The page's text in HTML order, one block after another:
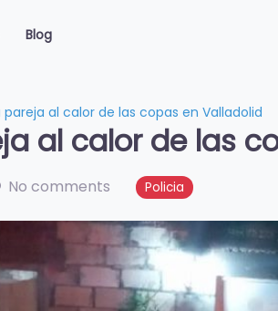
Blog
pareja al calor de las copas en Valladolid
al calor de las
No comments Policia